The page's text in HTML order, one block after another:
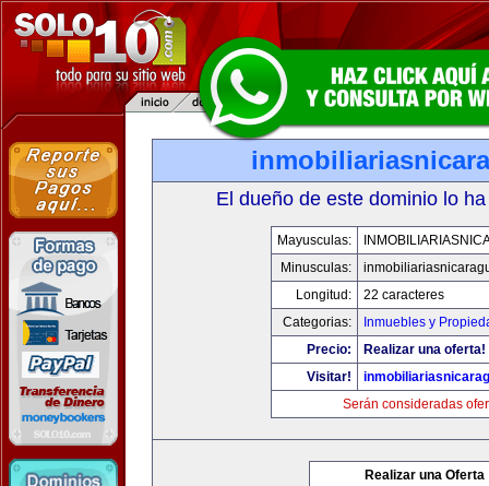
El dueño de este dominio lo
Mayusculas:
Minusculas:
Longitud:
22 caracteres
Categorias:
Inmuebles y
Precio:
Realizar una oferta!
Visitar!
Serán consideradas
Realizar una Oferta